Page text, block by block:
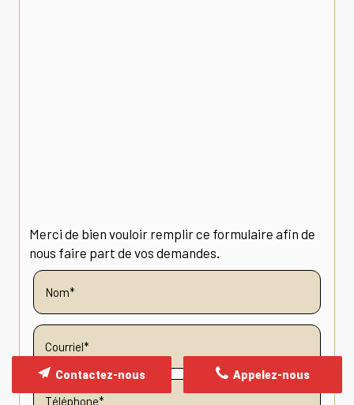
Merci de bien vouloir remplir ce formulaire afin de
nous faire part de vos demandes.
Appelez-nous
Contactez-nous